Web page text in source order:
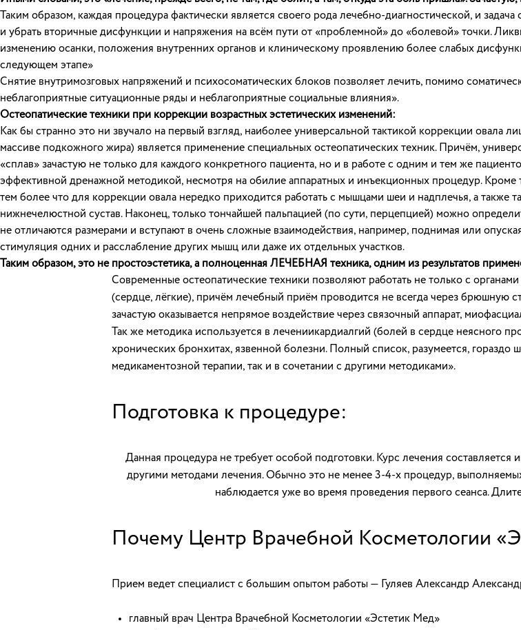
Таким образом, каждая процедура фактически является своего рода лечебно-диагностической, и
и убрать вторичные дисфункции и напряжения на всём пути от «проблемной» до «болевой» точки.
изменению осанки, положения внутренних органов и клиническому проявлению более слабых
следующем этапе»
Снятие внутримозговых напряжений и психосоматических блоков позволяет лечить, помимо
неблагоприятные ситуационные ряды и неблагоприятные социальные влияния».
Остеопатические техники при коррекции возрастных эстетических изменений:
Как бы странно это ни звучало на первый взгляд, наиболее универсальной тактикой коррекции овала
массиве подкожного жира) является применение специальных остеопатических техник. Причём,
«сплав» зачастую не только для каждого конкретного пациента, но и в работе с одним и тем же
эффективной дренажной методикой, несмотря на обилие аппаратных и инъекционных процедур. Кроме
тем более что для коррекции овала нередко приходится работать с мышцами шеи и надплечья, а также
нижнечелюстной сустав. Наконец, только тончайшей пальпацией (по сути, перцепцией) можно
не отличаются размерами и вступают в очень сложные взаимодействия, например, поднимая или
стимуляция одних и расслабление других мышц или даже их отдельных участков.
Таким образом, это не простоэстетика, а полноценная ЛЕЧЕБНАЯ техника, одним из результатов
Современные остеопатические техники позволяют работать не только с
(сердце, лёгкие), причём лечебный приём проводится не всегда через брюшную
зачастую оказывается непрямое воздействие через связочный аппарат,
Так же методика используется в лечениикардиалгий (болей в сердце неясного
хронических бронхитах, язвенной болезни. Полный список, разумеется,
медикаментозной терапии, так и в сочетании с другими методиками».
Подготовка к процедуре:
Данная процедура не требует особой подготовки. Курс лечения
другими методами лечения. Обычно это не менее 3-4-х процедур,
наблюдается уже во время проведения первого сеанса.
Почему Центр Врачебной Косметологии
Прием ведет специалист с большим опытом работы — Гуляев Александр
главный врач Центра Врачебной Косметологии «Эстетик Мед»